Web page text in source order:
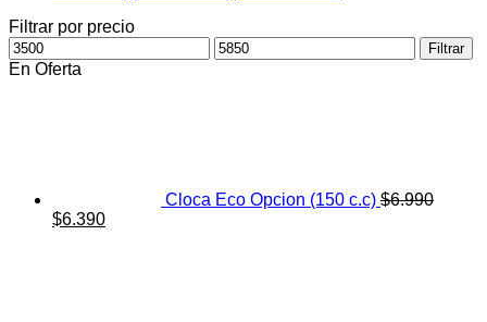
Filtrar por precio
Precio
mínimo
Precio
máximo
Filtrar
En Oferta
Cloca Eco Opcion (150 c.c) $6.990
El
$6.390El